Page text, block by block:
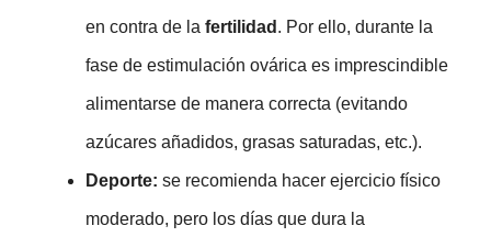
en contra de la fertilidad . Por ello, durante la
fase de estimulación ovárica es imprescindible
alimentarse de manera correcta (evitando
azúcares añadidos, grasas saturadas, etc.).
Deporte: se recomienda hacer ejercicio físico
moderado, pero los días que dura la